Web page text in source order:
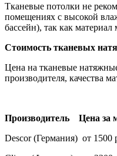
Тканевые потолки не
помещениях с высокой
бассейн), так как
Стоимость тканевых
Цена на тканевые
производителя, качества
Производитель Цена за
Descor (Германия) от 1500